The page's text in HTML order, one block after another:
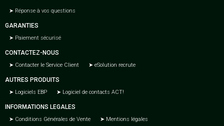
Réponse à vos questions
GARANTIES
Paiement sécurisé
CONTACTEZ-NOUS
Contacter le Service Client eSolution recrute
AUTRES PRODUITS
Logiciels EBP Logiciel de contacts ACT!
INFORMATIONS LEGALES
Conditions Générales de Vente Mentions légales